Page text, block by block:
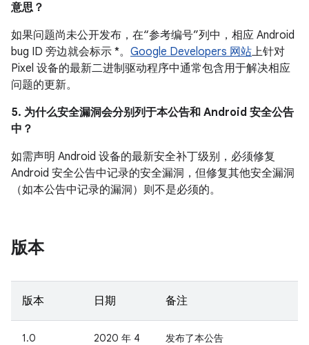
意思？
如果问题尚未公开发布，在“参考编号”列中，相应 Android
bug ID 旁边就会标示 *。 Google Developers 网站上针对
Pixel 设备的最新二进制驱动程序中通常包含用于解决相应
问题的更新。
5. 为什么安全漏洞会分别列于本公告和 Android 安全公告
中？
如需声明 Android 设备的最新安全补丁级别，必须修复
Android 安全公告中记录的安全漏洞，但修复其他安全漏洞
（如本公告中记录的漏洞）则不是必须的。
版本
版本 日期 备注
1.0
2020 年 4
发布了本公告